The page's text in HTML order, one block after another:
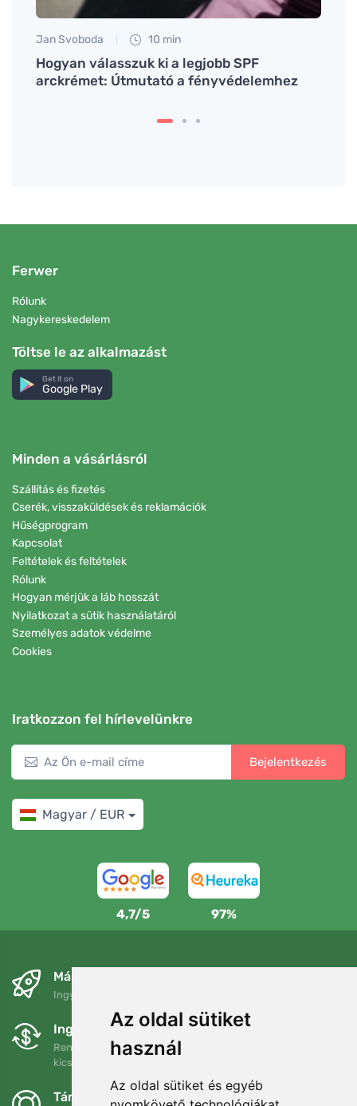
Az oldal sütiket
használ
Az oldal sütiket és egyéb
Jan Svoboda 10 min
Hogyan válasszuk ki a legjobb SPF
arckrémet: Útmutató a fényvédelemhez
Ferwer
Rólunk
Nagykereskedelem
Töltse le az alkalmazást
Get it on
Google Play
Minden a vásárlásról
Szállítás és fizetés
Cserék, visszaküldések és reklamációk
Hűségprogram
Kapcsolat
Feltételek és feltételek
Rólunk
Hogyan mérjük a láb hosszát
Nyilatkozat a sütik használatáról
Személyes adatok védelme
Cookies
Iratkozzon fel hírlevelünkre
Bejelentkezés
Magyar / EUR
4,7/5 97%
Másnapra és ingyenesen
Ingyenes szállítás a következő összeg felett: 80 EUR
Ingyenes csere és visszaküldés
Rendelését 90 napon belül bármikor visszaküldheti vagy
kicserélheti.
Támogatjuk a Trees.org-ot